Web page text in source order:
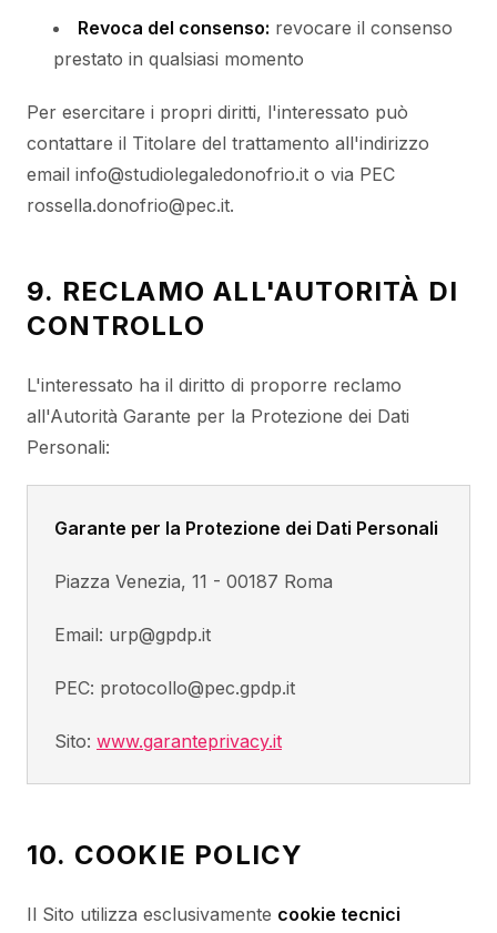
Revoca del consenso: revocare il consenso
prestato in qualsiasi momento
Per esercitare i propri diritti, l'interessato può
contattare il Titolare del trattamento all'indirizzo
email info@studiolegaledonofrio.it o via PEC
rossella.donofrio@pec.it.
9. RECLAMO ALL'AUTORITÀ DI
CONTROLLO
L'interessato ha il diritto di proporre reclamo
all'Autorità Garante per la Protezione dei Dati
Personali:
Garante per la Protezione dei Dati Personali
Piazza Venezia, 11 - 00187 Roma
Email: urp@gpdp.it
PEC: protocollo@pec.gpdp.it
Sito: www.garanteprivacy.it
10. COOKIE POLICY
Il Sito utilizza esclusivamente cookie tecnici